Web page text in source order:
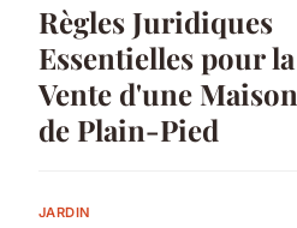
Règles Juridiques
Essentielles pour la
Vente d'une Maison
de Plain-Pied
JARDIN